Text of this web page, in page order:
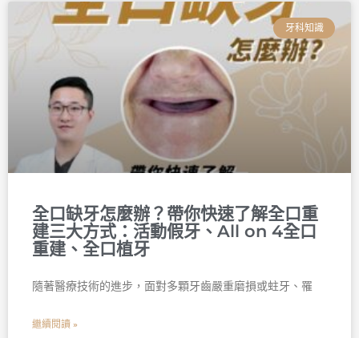
牙科知識
全口缺牙怎麼辦？帶你快速了解全口重
建三大方式：活動假牙、All on 4全口
重建、全口植牙
隨著醫療技術的進步，面對多顆牙齒嚴重磨損或蛀牙、罹
繼續閱讀 »